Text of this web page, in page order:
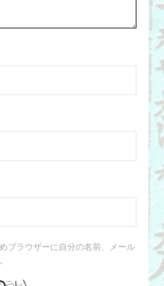
ブラウザーに自分の名前、メール